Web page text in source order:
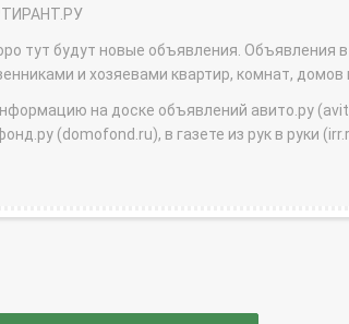
тут будут новые объявления. Объявления
и хозяевами квартир, комнат, домов
на доске объявлений авито.ру
(domofond.ru), в газете из рук в руки